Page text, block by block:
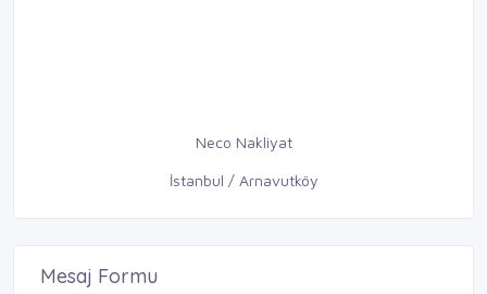
Neco Nakliyat
İstanbul / Arnavutköy
Mesaj Formu